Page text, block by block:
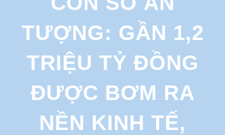
h
TƯỢNG: GẦN 1,2
TRIỆU TỶ ĐỒNG
ĐƯỢC BƠM RA
NỀN KINH TẾ,